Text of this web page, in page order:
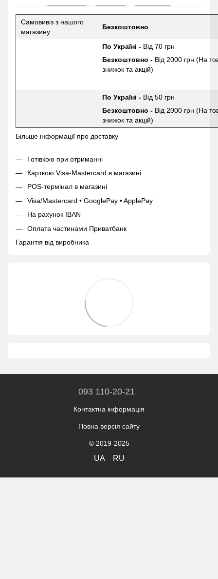
Самовивіз з нашого
магазину
Безкоштовно
По Україні - Від 70 грн
Безкоштовно - Від 2000 грн (На
знижок та акцій)
По Україні - Від 50 грн
Безкоштовно - Від 2000 грн (На
знижок та акцій)
Більше інформації про доставку
Готівкою при отриманні
Карткою Visa-Mastercard в магазині
POS-термінал в магазині
Visa/Mastercard • GooglePay • ApplePay
На рахунок IBAN
Оплата частинами Приватбанк
Гарантія від виробника
093 110-20-21
Контактна інформація
Повна версія сайту
© 2019-2025
UA RU